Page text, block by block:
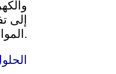
إلى
الموارد الأساسية.